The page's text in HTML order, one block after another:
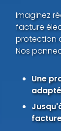
Imaginez
facture
protection
Nos
Une